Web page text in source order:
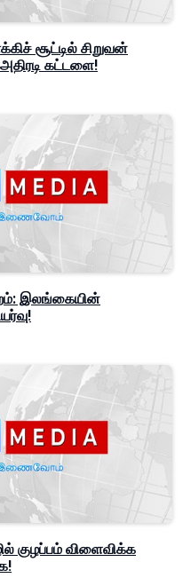
சூட்டில் சிறுவன்
கட்டளை!
இலங்கையின்
குழப்பம் விளைவிக்க